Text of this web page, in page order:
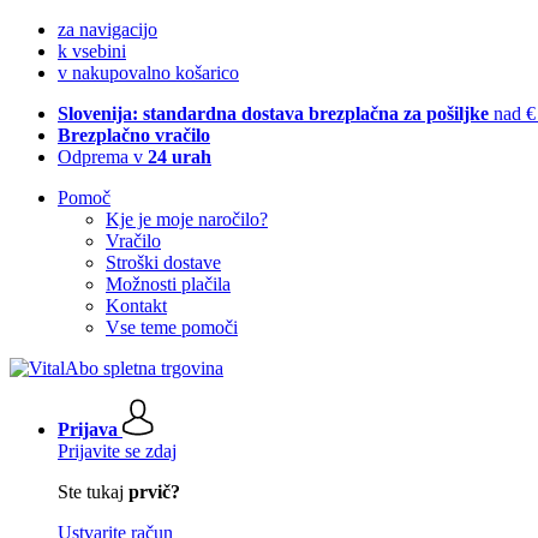
za navigacijo
k vsebini
v nakupovalno košarico
Slovenija: standardna dostava brezplačna za pošiljke nad
Brezplačno vračilo
Odprema v 24 urah
Pomoč
Kje je moje naročilo?
Vračilo
Stroški dostave
Možnosti plačila
Kontakt
Vse teme pomoči
Prijava
Prijavite se zdaj
Ste tukaj prvič?
Ustvarite račun